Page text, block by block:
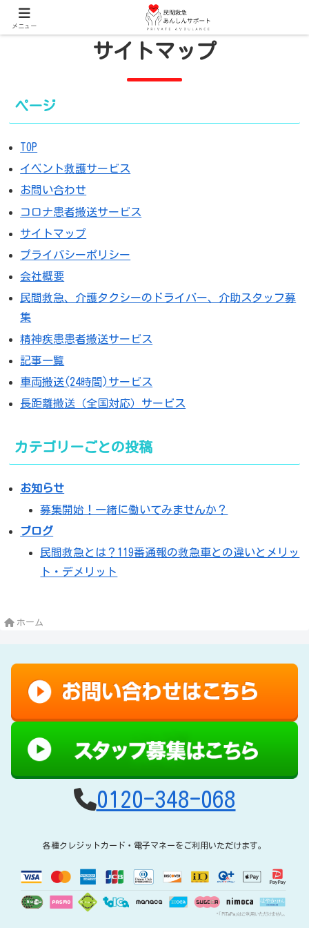
サイトマップ
ページ
TOP
イベント救護サービス
お問い合わせ
コロナ患者搬送サービス
サイトマップ
プライバシーポリシー
会社概要
民間救急、介護タクシーのドライバー、介助スタッフ募
集
精神疾患患者搬送サービス
記事一覧
車両搬送(24時間)サービス
長距離搬送（全国対応）サービス
カテゴリーごとの投稿
お知らせ
募集開始！一緒に働いてみませんか？
ブログ
民間救急とは？119番通報の救急車との違いとメリッ
ト・デメリット
ホーム
0120-348-068
各種クレジットカード・電子マネーをご利用いただけます。
メニュー